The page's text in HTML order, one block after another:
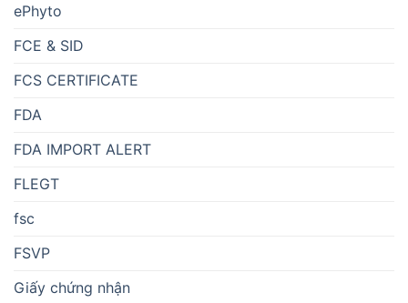
ePhyto
FCE & SID
FCS CERTIFICATE
FDA
FDA IMPORT ALERT
FLEGT
fsc
FSVP
Giấy chứng nhận